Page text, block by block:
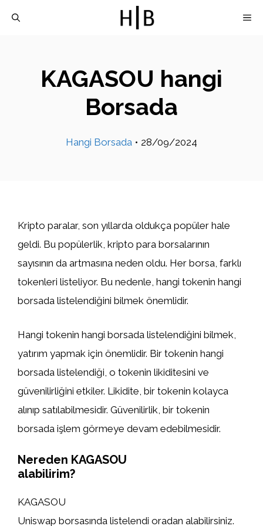
KAGASOU hangi
Borsada
Hangi Borsada • 28/09/2024
Kripto paralar, son yıllarda oldukça popüler hale
geldi. Bu popülerlik, kripto para borsalarının
sayısının da artmasına neden oldu. Her borsa, farklı
tokenleri listeliyor. Bu nedenle, hangi tokenin hangi
borsada listelendiğini bilmek önemlidir.
Hangi tokenin hangi borsada listelendiğini bilmek,
yatırım yapmak için önemlidir. Bir tokenin hangi
borsada listelendiği, o tokenin likiditesini ve
güvenilirliğini etkiler. Likidite, bir tokenin kolayca
alınıp satılabilmesidir. Güvenilirlik, bir tokenin
borsada işlem görmeye devam edebilmesidir.
Nereden KAGASOU
alabilirim?
KAGASOU
Uniswap borsasında listelendi oradan alabilirsiniz.